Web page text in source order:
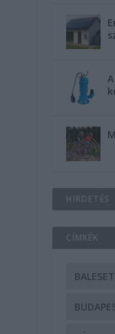
HIRDETÉS
CÍMKÉK
BALESET